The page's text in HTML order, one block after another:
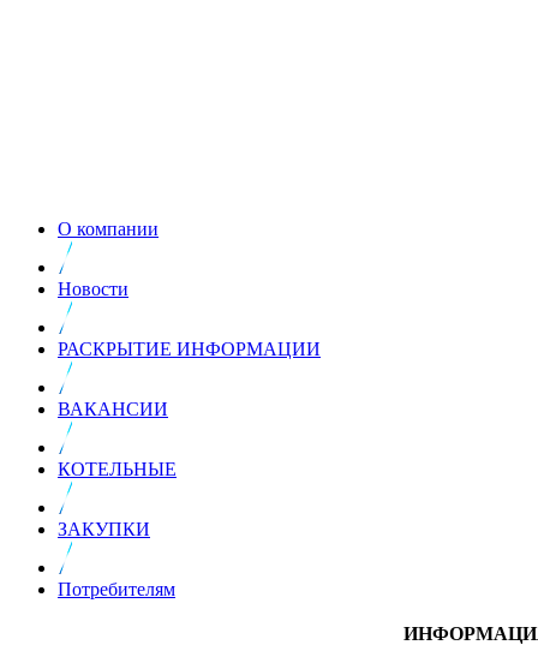
О компании
Новости
РАСКРЫТИЕ ИНФОРМАЦИИ
ВАКАНСИИ
КОТЕЛЬНЫЕ
ЗАКУПКИ
Потребителям